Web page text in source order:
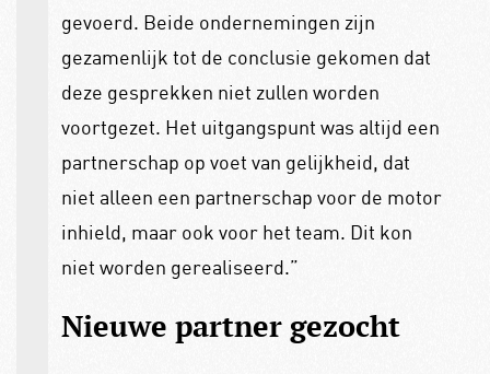
gevoerd. Beide ondernemingen zijn
gezamenlijk tot de conclusie gekomen dat
deze gesprekken niet zullen worden
voortgezet. Het uitgangspunt was altijd een
partnerschap op voet van gelijkheid, dat
niet alleen een partnerschap voor de motor
inhield, maar ook voor het team. Dit kon
niet worden gerealiseerd.”
Nieuwe partner gezocht